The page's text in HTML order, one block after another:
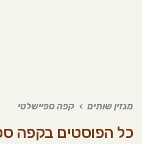
מגזין שותים › קפה ספיישלטי
כל הפוסטים בקפה